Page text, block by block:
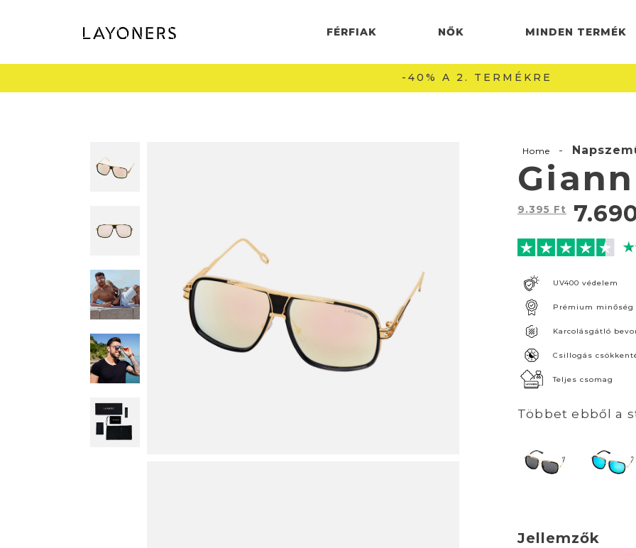
FÉRFIAK NŐK MINDEN TERMÉK
INGYENES SZÁLLÍTÁS 22990 FT FELETT 🚚
Home -
9.395 Ft
UV400 védelem
Prémium minőség
Karcolásgátló
Csillogás
Teljes csomag
Többet ebből a
Jellemzők